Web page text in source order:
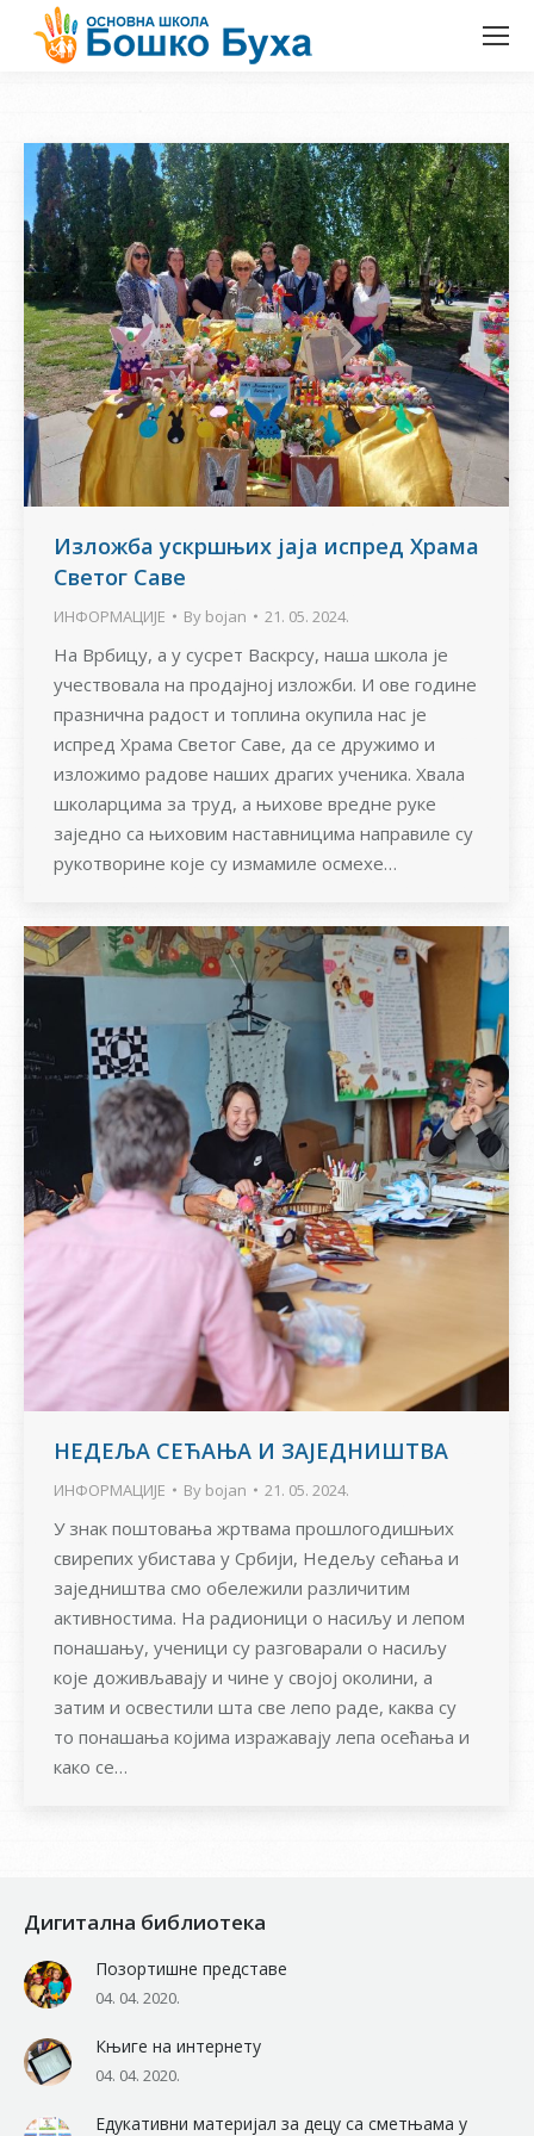
Изложба ускршњих јаја испред Храма
Светог Саве
ИНФОРМАЦИЈЕ By bojan 21. 05. 2024.
На Врбицу, а у сусрет Васкрсу, наша школа је
учествовала на продајној изложби. И ове године
празнична радост и топлина окупила нас је
испред Храма Светог Саве, да се дружимо и
изложимо радове наших драгих ученика. Хвала
школарцима за труд, а њихове вредне руке
заједно са њиховим наставницима направиле су
рукотворине које су измамиле осмехе…
НЕДЕЉА СЕЋАЊА И ЗАЈЕДНИШТВА
ИНФОРМАЦИЈЕ By bojan 21. 05. 2024.
У знак поштовања жртвама прошлогодишњих
свирепих убистава у Србији, Недељу сећања и
заједништва смо обележили различитим
активностима. На радионици о насиљу и лепом
понашању, ученици су разговарали о насиљу
које доживљавају и чине у својој околини, а
затим и освестили шта све лепо раде, каква су
то понашања којима изражавају лепа осећања и
како се…
Дигитална библиотека
Позортишне представе
04. 04. 2020.
Књиге на интернету
04. 04. 2020.
Едукативни материјал за децу са сметњама у